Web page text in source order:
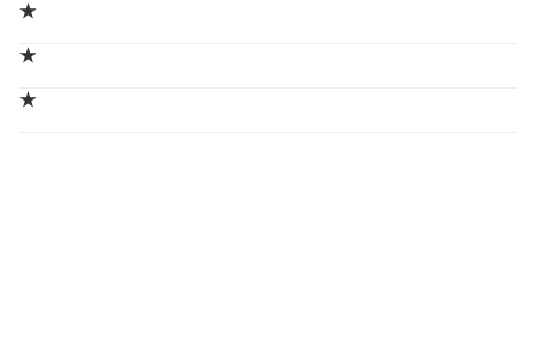
★
★
★